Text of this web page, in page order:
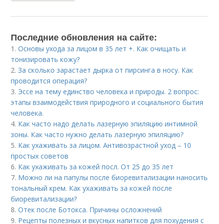
Последние обновления на сайте:
1.Основы ухода за лицом в 35 лет +. Как очищать и
тонизировать кожу?
2.За сколько зарастает дырка от пирсинга в носу. Как
проводится операция?
3. Эссе на тему единство человека и природы. 2 вопрос:
этапы взаимодействия природного и социального бытия
человека.
4. Как часто надо делать лазерную эпиляцию интимной
зоны. Как часто нужно делать лазерную эпиляцию?
5. Как ухаживать за лицом. Антивозрастной уход – 10
простых советов
6. Как ухаживать за кожей посл. От 25 до 35 лет
7. Можно ли на папулы после биоревитализации наносить
тональный крем. Как ухаживать за кожей после
биоревитализации?
8.Отек после Ботокса. Причины осложнений
9. Рецепты полезных и вкусных напитков для похудения с